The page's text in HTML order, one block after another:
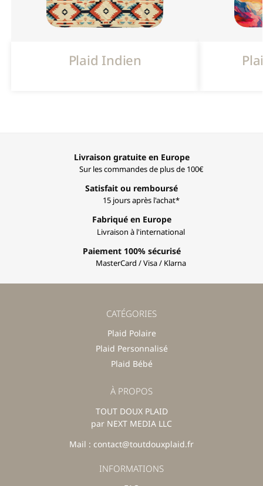
Plaid Indien
Livraison gratuite en Europe
Sur les commandes de plus de 100€
Satisfait ou remboursé
15 jours après l'achat*
Fabriqué en Europe
Livraison à l'international
Paiement 100% sécurisé
MasterCard / Visa / Klarna
CATÉGORIES
Plaid Polaire
Plaid Personnalisé
Plaid Bébé
À PROPOS
TOUT DOUX PLAID
par NEXT MEDIA LLC
Mail : contact@toutdouxplaid.fr
INFORMATIONS